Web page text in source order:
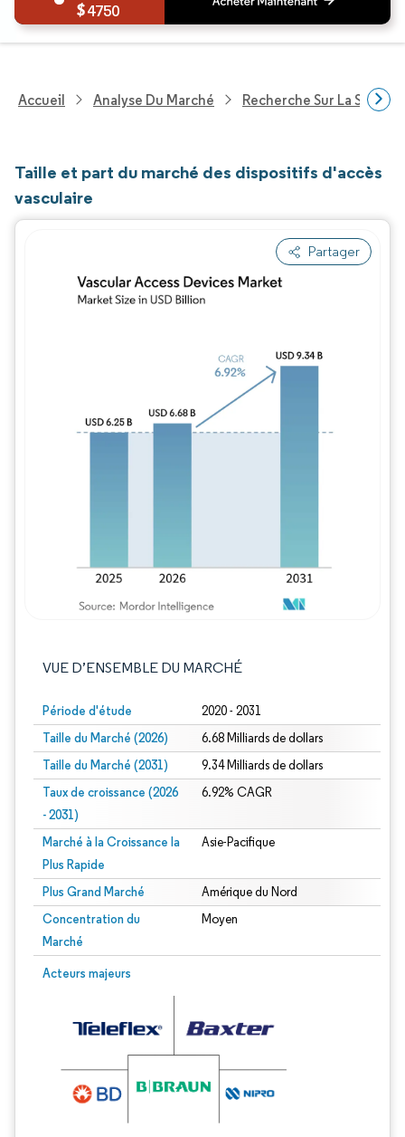
4750
Accueil Analyse Du Marché Recherche Sur La Santé
Taille et part du marché des dispositifs d'accès
vasculaire
Partager
VUE D’ENSEMBLE DU MARCHÉ
Période d'étude 2020 - 2031
Taille du Marché (2026) 6.68 Milliards de dollars
Taille du Marché (2031) 9.34 Milliards de dollars
Taux de croissance (2026
- 2031)
6.92% CAGR
Marché à la Croissance la
Plus Rapide
Asie-Pacifique
Plus Grand Marché Amérique du Nord
Concentration du
Marché
Moyen
Acteurs majeurs
Image © Mordor Intelligence. La réutilisation nécessite une attribution sous CC